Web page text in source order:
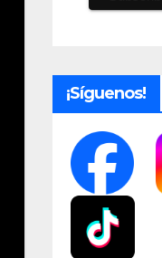
¡Síguenos!